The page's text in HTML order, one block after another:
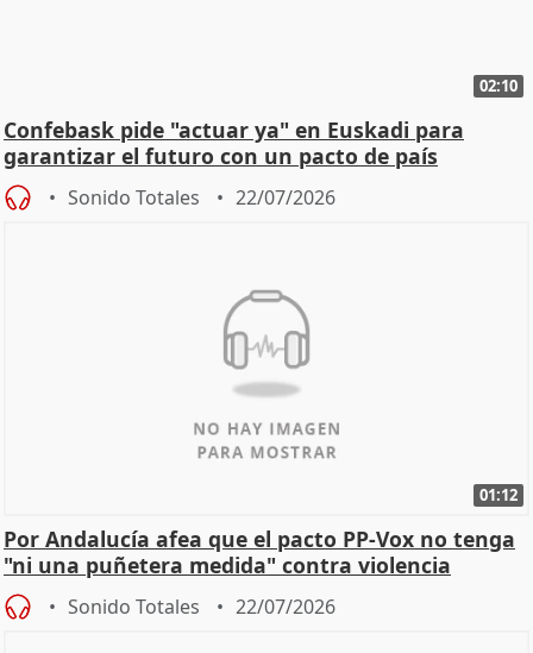
02:10
Confebask pide "actuar ya" en Euskadi para
garantizar el futuro con un pacto de país
Sonido Totales 22/07/2026
01:12
Por Andalucía afea que el pacto PP-Vox no tenga
"ni una puñetera medida" contra violencia
machista
Sonido Totales 22/07/2026